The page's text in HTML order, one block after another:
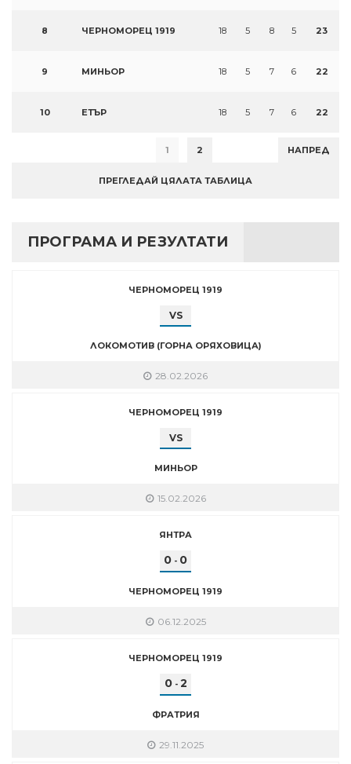
8 ЧЕРНОМОРЕЦ 1919 18 5 8 5 23
9 МИНЬОР 18 5 7 6 22
10 ЕТЪР 18 5 7 6 22
1 2 НАПРЕД
ПРЕГЛЕДАЙ ЦЯЛАТА ТАБЛИЦА
ПРОГРАМА И РЕЗУЛТАТИ
ЧЕРНОМОРЕЦ 1919
VS
ЛОКОМОТИВ (ГОРНА ОРЯХОВИЦА)
28.02.2026
ЧЕРНОМОРЕЦ 1919
VS
МИНЬОР
15.02.2026
ЯНТРА
0 - 0
ЧЕРНОМОРЕЦ 1919
06.12.2025
ЧЕРНОМОРЕЦ 1919
0- 2
ФРАТРИЯ
29.11.2025